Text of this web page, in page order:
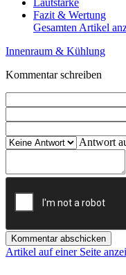
Fazit & Wertung
Gesamten Artikel
Innenraum & Kühlung
Kommentar schreiben
Antwort
Kommentar abschicken
Artikel auf einer Seite